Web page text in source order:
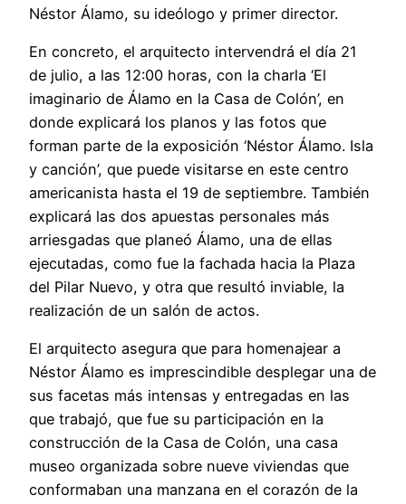
Néstor Álamo, su ideólogo y primer director.
En concreto, el arquitecto intervendrá el día 21
de julio, a las 12:00 horas, con la charla ‘El
imaginario de Álamo en la Casa de Colón’, en
donde explicará los planos y las fotos que
forman parte de la exposición ‘Néstor Álamo. Isla
y canción’, que puede visitarse en este centro
americanista hasta el 19 de septiembre. También
explicará las dos apuestas personales más
arriesgadas que planeó Álamo, una de ellas
ejecutadas, como fue la fachada hacia la Plaza
del Pilar Nuevo, y otra que resultó inviable, la
realización de un salón de actos.
El arquitecto asegura que para homenajear a
Néstor Álamo es imprescindible desplegar una de
sus facetas más intensas y entregadas en las
que trabajó, que fue su participación en la
construcción de la Casa de Colón, una casa
museo organizada sobre nueve viviendas que
conformaban una manzana en el corazón de la